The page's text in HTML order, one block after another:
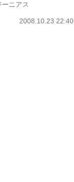
ーニアス
2008.10.23 22:40